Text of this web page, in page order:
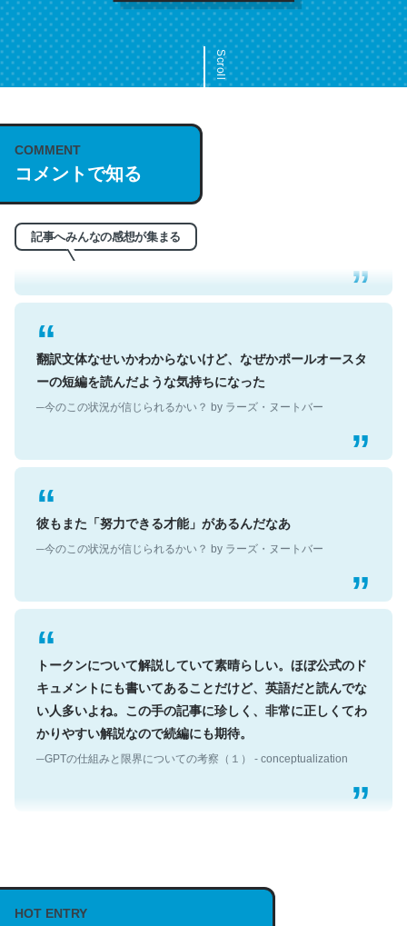
Scroll
COMMENT
コメントで知る
記事へみんなの感想が集まる
これは名文。彼はとてもクレバーなんだろうなと凄く思
う。英語少しでも読める人は原文もお勧め。自分はこの流
れ好き。Let’s Fucking Go. Then Covid hit. Shit.
─今のこの状況が信じられるかい？ by ラーズ・ヌートバー
翻訳文体なせいかわからないけど、なぜかポールオースタ
ーの短編を読んだような気持ちになった
─今のこの状況が信じられるかい？ by ラーズ・ヌートバー
彼もまた「努力できる才能」があるんだなあ
─今のこの状況が信じられるかい？ by ラーズ・ヌートバー
トークンについて解説していて素晴らしい。ほぼ公式のド
キュメントにも書いてあることだけど、英語だと読んでな
い人多いよね。この手の記事に珍しく、非常に正しくてわ
かりやすい解説なので続編にも期待。
─GPTの仕組みと限界についての考察（１） - conceptualization
説してる記事が少ないので貴重な良記事。/続編来た
https://isobe324649.hatenablog.com/entry/2023/03/27
HOT ENTRY